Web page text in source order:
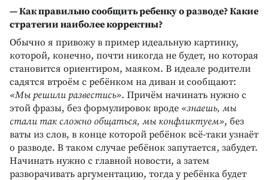
— Как правильно сообщить ребенку о разводе? Какие
стратегии наиболее корректны?
Обычно я привожу в пример идеальную картинку,
которой, конечно, почти никогда не будет, но которая
становится ориентиром, маяком. В идеале родители
садятся втроём с ребёнком на диван и сообщают:
«Мы решили развестись». Причём начинать нужно с
этой фразы, без формулировок вроде «знаешь, мы
стали так сложно общаться, мы конфликтуем», без
ваты из слов, в конце которой ребёнок всё-таки узнаёт
о разводе. В таком случае ребёнок запутается, забудет.
Начинать нужно с главной новости, а затем
разворачивать аргументацию, тогда у ребёнка будет